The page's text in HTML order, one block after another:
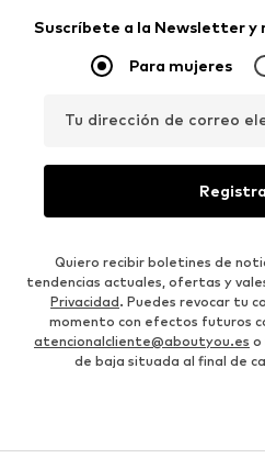
Suscríbete a la Newsletter y
Para mujeres
Tu dirección de correo
Quiero recibir boletines de
tendencias actuales, ofertas y
Privacidad. Puedes revocar tu
momento con efectos futuros
atencionalcliente@aboutyou.es o
de baja situada al final de